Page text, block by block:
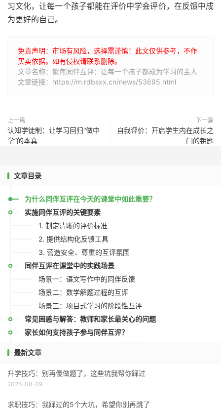
习文化，让每一个孩子都能在评价中学会评价，在反馈中成
为更好的自己。
免责声明：市场有风险，选择需谨慎！此文仅供参考，不作
买卖依据。如有侵权请联系删除。
文章名称：聚焦同伴互评：让每一个孩子都成为学习的主人
文章链接：https://m.rdbsxx.cn/news/53695.html
上一篇
认知学徒制：让学习回归“做中
学”的本真
下一篇
自我评价：开启学生内在成长之
门的钥匙
文章目录
为什么同伴互评在今天的课堂中如此重要？
实施同伴互评的关键要素
1. 制定清晰的评价标准
2. 提供结构化反馈工具
3. 营造安全、尊重的互评氛围
同伴互评在课堂中的实践场景
场景一：语文写作中的同伴反馈
场景二：数学解题过程的互评
场景三：项目式学习的阶段性互评
常见困惑与解答：教师和家长最关心的问题
家长如何支持孩子参与同伴互评？
最新文章
升学技巧：别再傻做题了，这些坑我帮你踩过
2026-08-09
求职技巧：我踩过的5个大坑，希望你别再跳了